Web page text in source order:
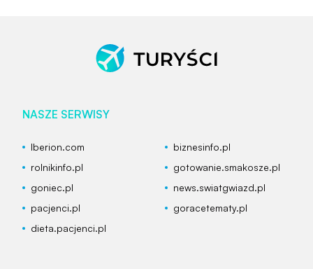
NASZE SERWISY
Iberion.com
biznesinfo.pl
rolnikinfo.pl
gotowanie.smakosze.pl
goniec.pl
news.swiatgwiazd.pl
pacjenci.pl
goracetematy.pl
dieta.pacjenci.pl